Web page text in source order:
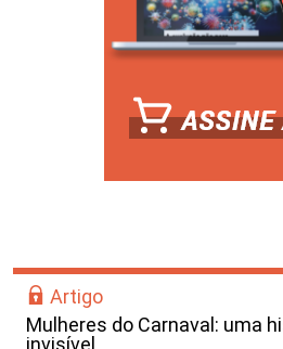
Artigo
Mulheres do Carnaval: uma
invisível